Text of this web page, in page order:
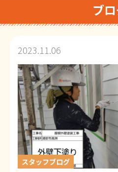
ブ
2023.11.06
スタッフブログ